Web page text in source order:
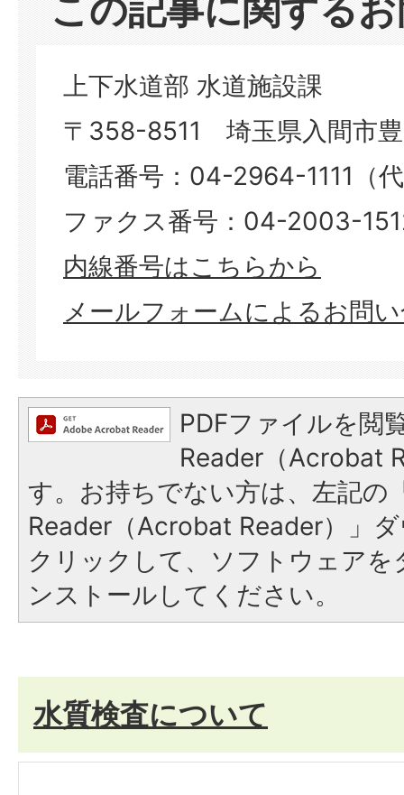
この記事に関する
上下水道部 水道施設課
〒358-8511 埼玉県入間市
電話番号：04-2964-1111（
ファクス番号：04-2003-
​​​​​​​内線番号はこちらから
メールフォームによるお問
PDFファイルを閲
Reader（Acrobat
す。お持ちでない方は、左記の
Reader（Acrobat Reader）」
クリックして、ソフトウェア
ンストールしてください。
水質検査について